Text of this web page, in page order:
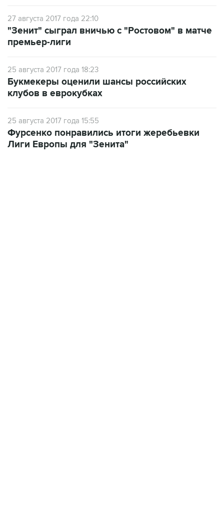
27 августа 2017 года 22:10
"Зенит" сыграл вничью с "Ростовом" в матче
премьер-лиги
25 августа 2017 года 18:23
Букмекеры оценили шансы российских
клубов в еврокубках
25 августа 2017 года 15:55
Фурсенко понравились итоги жеребьевки
Лиги Европы для "Зенита"